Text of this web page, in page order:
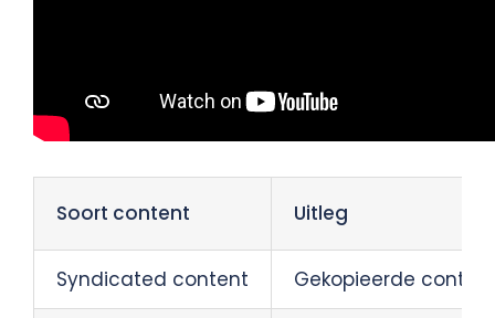
Soort content Uitleg
Syndicated content Gekopieerde